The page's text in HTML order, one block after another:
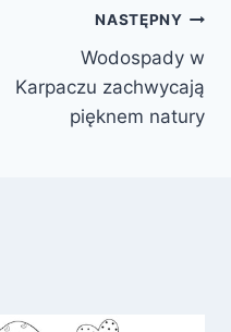
NASTĘPNY
Wodospady w
Karpaczu zachwycają
pięknem natury